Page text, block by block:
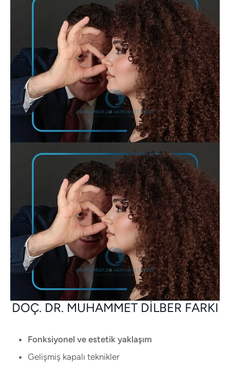
DOÇ. DR. MUHAMMET DILBER FARKI
Fonksiyonel ve estetik yaklaşım
Gelişmiş kapalı teknikler